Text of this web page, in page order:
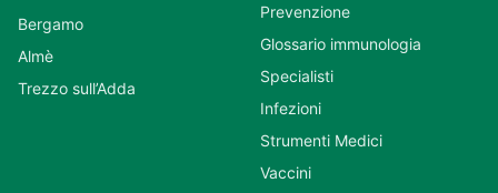
Bergamo
Almè
Trezzo sull’Adda
Prevenzione
Glossario immunologia
Specialisti
Infezioni
Strumenti Medici
Vaccini